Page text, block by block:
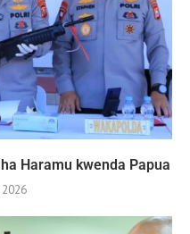
Haramu kwenda Papua